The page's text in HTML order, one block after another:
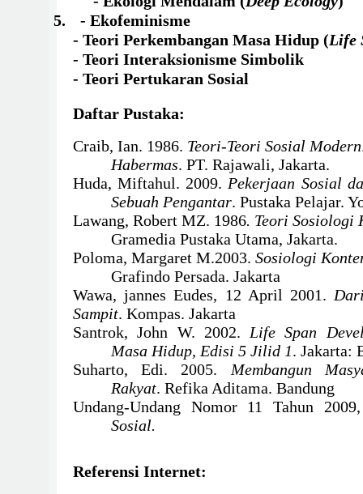
5.
- Ekofeminisme
- Teori Perkembangan Masa Hidup (Life
- Teori Interaksionisme Simbolik
- Teori Pertukaran Sosial
Daftar Pustaka:
Craib, Ian. 1986. Teori-Teori Sosial
Habermas. PT. Rajawali, Jakarta.
Huda, Miftahul. 2009. Pekerjaan Sosial
Sebuah Pengantar. Pustaka Pelajar.
Lawang, Robert MZ. 1986. Teori Sosiologi
Gramedia Pustaka Utama, Jakarta.
Poloma, Margaret M.2003. Sosiologi
Grafindo Persada. Jakarta
Wawa, jannes Eudes, 12 April 2001.
Sampit. Kompas. Jakarta
Santrok, John W. 2002. Life Span
Masa Hidup, Edisi 5 Jilid 1. Jakarta:
Suharto, Edi. 2005. Membangun
Rakyat. Refika Aditama. Bandung
Undang-Undang Nomor 11 Tahun
Sosial.
Referensi Internet: